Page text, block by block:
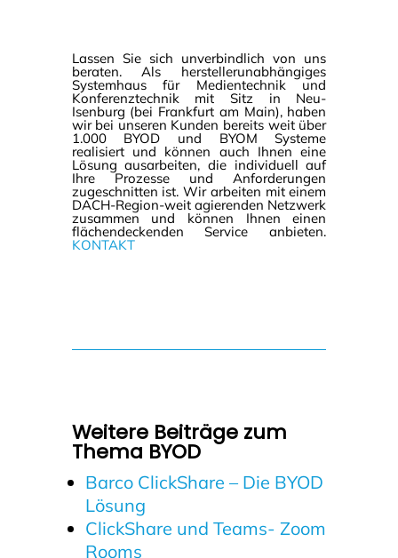
Lassen Sie sich unverbindlich von uns
beraten. Als herstellerunabhängiges
Systemhaus für Medientechnik und
Konferenztechnik mit Sitz in Neu-
Isenburg (bei Frankfurt am Main), haben
wir bei unseren Kunden bereits weit über
1.000 BYOD und BYOM Systeme
realisiert und können auch Ihnen eine
Lösung ausarbeiten, die individuell auf
Ihre Prozesse und Anforderungen
zugeschnitten ist. Wir arbeiten mit einem
DACH-Region-weit agierenden Netzwerk
zusammen und können Ihnen einen
flächendeckenden Service anbieten.
KONTAKT
Weitere Beiträge zum
Thema BYOD
Barco ClickShare – Die BYOD
Lösung
ClickShare und Teams- Zoom
Rooms